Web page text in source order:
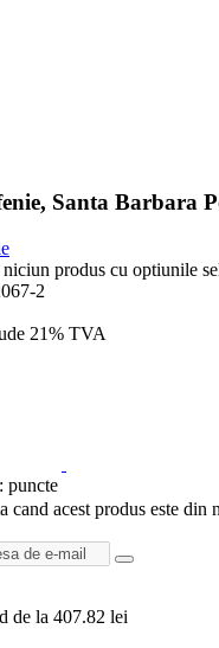
Santa Barbara
produs cu optiunile
2
21% TVA
puncte
cand acest produs este din
de la 407.82 lei